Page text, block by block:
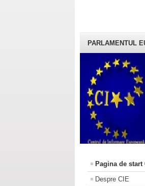
PARLAMENTUL
Pagina de start
Despre CIE